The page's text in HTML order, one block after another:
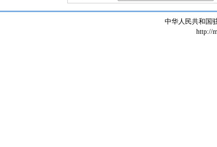
中华人民共和国
http://